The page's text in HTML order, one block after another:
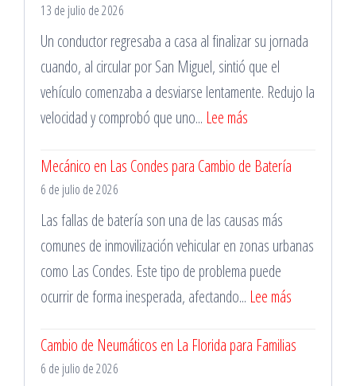
Durante
la
Madrugada
13 de julio de 2026
Un conductor regresaba a casa al finalizar su jornada
cuando, al circular por San Miguel, sintió que el
vehículo comenzaba a desviarse lentamente. Redujo la
velocidad y comprobó que uno... Lee más
de
en
Santiago
las
24
Mecánico en Las Condes para Cambio de Batería
6 de julio de 2026
Las fallas de batería son una de las causas más
comunes de inmovilización vehicular en zonas urbanas
como Las Condes. Este tipo de problema puede
ocurrir de forma inesperada, afectando... Lee más
en
Cambio de Neumáticos en La Florida para Familias
6 de julio de 2026